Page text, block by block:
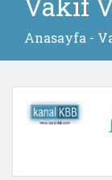
Anasayfa -